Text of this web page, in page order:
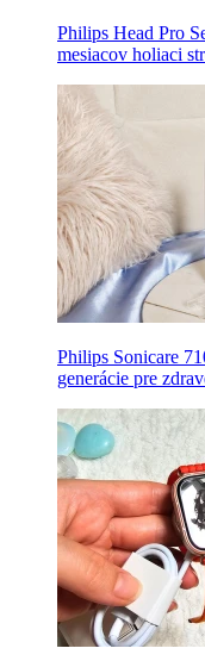
Philips Head Pro
mesiacov holiaci
Philips Sonicare
generácie pre